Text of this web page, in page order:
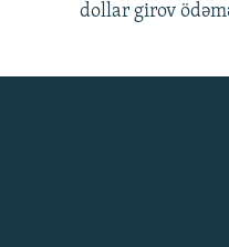
dollar girov